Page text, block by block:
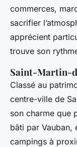
commerces,
sacrifier
apprécient
trouve son
Saint-Martin-
Classé au
centre-ville de
son charme que
bâti par Vauban,
campings à